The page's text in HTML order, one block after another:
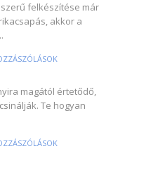
felkészítése már
akkor a
magától értetődő,
Te hogyan